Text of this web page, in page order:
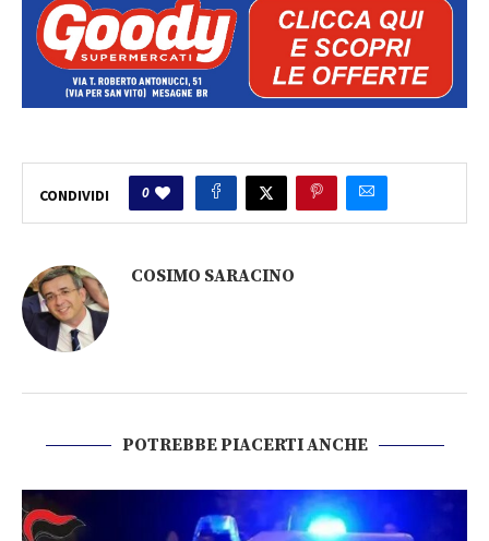
CONDIVIDI 0
COSIMO SARACINO
POTREBBE PIACERTI ANCHE